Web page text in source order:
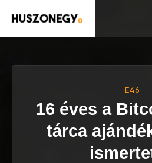
E46
16 éves a
tárca